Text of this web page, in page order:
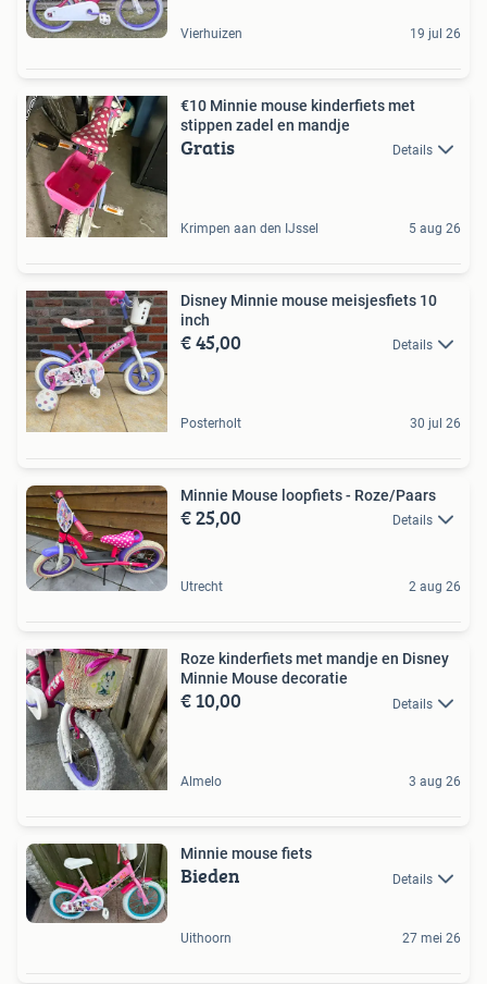
Vierhuizen 19 jul 26
€10 Minnie mouse kinderfiets met
stippen zadel en mandje
Gratis Details
Krimpen aan den IJssel 5 aug 26
Disney Minnie mouse meisjesfiets 10
inch
€ 45,00 Details
Posterholt 30 jul 26
Minnie Mouse loopfiets - Roze/Paars
€ 25,00 Details
Utrecht 2 aug 26
Roze kinderfiets met mandje en Disney
Minnie Mouse decoratie
€ 10,00 Details
Almelo 3 aug 26
Minnie mouse fiets
Bieden Details
Uithoorn 27 mei 26